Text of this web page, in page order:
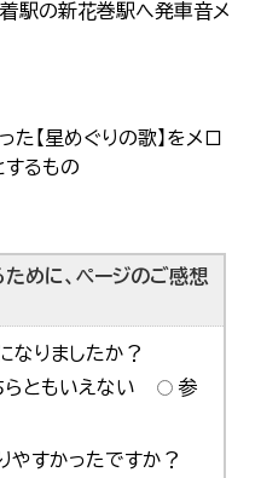
駅の新花巻駅へ発車音メ
【星めぐりの歌】をメロ
するもの
めに、ページのご感想
なりましたか？
らともいえない
参
やすかったですか？